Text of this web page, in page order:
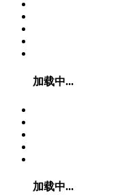
加载中...
加载中...